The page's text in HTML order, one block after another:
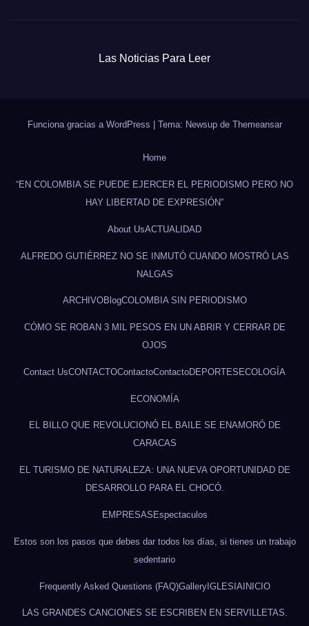
Las Noticias Para Leer
Funciona gracias a WordPress Tema: Newsup de Themeansar
Home
“EN COLOMBIA SE PUEDE EJERCER EL PERIODISMO PERO NO
HAY LIBERTAD DE EXPRESIÓN”
About UsACTUALIDAD
ALFREDO GUTIÉRREZ NO SE INMUTÓ CUANDO MOSTRÓ LAS
NALGAS
ARCHIVOBlogCOLOMBIA SIN PERIODISMO
CÓMO SE ROBAN 3 MIL PESOS EN UN ABRIR Y CERRAR DE
OJOS
Contact UsCONTACTOContactoContactoDEPORTES ECOLOGÍA
ECONOMÍA
EL BILLO QUE REVOLUCIONÓ EL BAILE SE ENAMORÓ DE
CARACAS
EL TURISMO DE NATURALEZA: UNA NUEVA OPORTUNIDAD DE
DESARROLLO PARA EL CHOCÓ.
EMPRESAS Espectaculos
Estos son los pasos que debes dar todos los días, si tienes un trabajo
sedentario
Frequently Asked Questions (FAQ)GalleryIGLESIAINICIO
LAS GRANDES CANCIONES SE ESCRIBEN EN SERVILLETAS.